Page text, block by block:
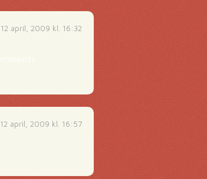
12 april, 2009 kl. 16:32
12 april, 2009 kl. 16:57